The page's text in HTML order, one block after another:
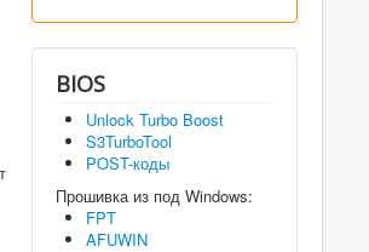
BIOS
Unlock Turbo Boost
S3TurboTool
POST-коды
Прошивка из под Windows:
FPT
AFUWIN